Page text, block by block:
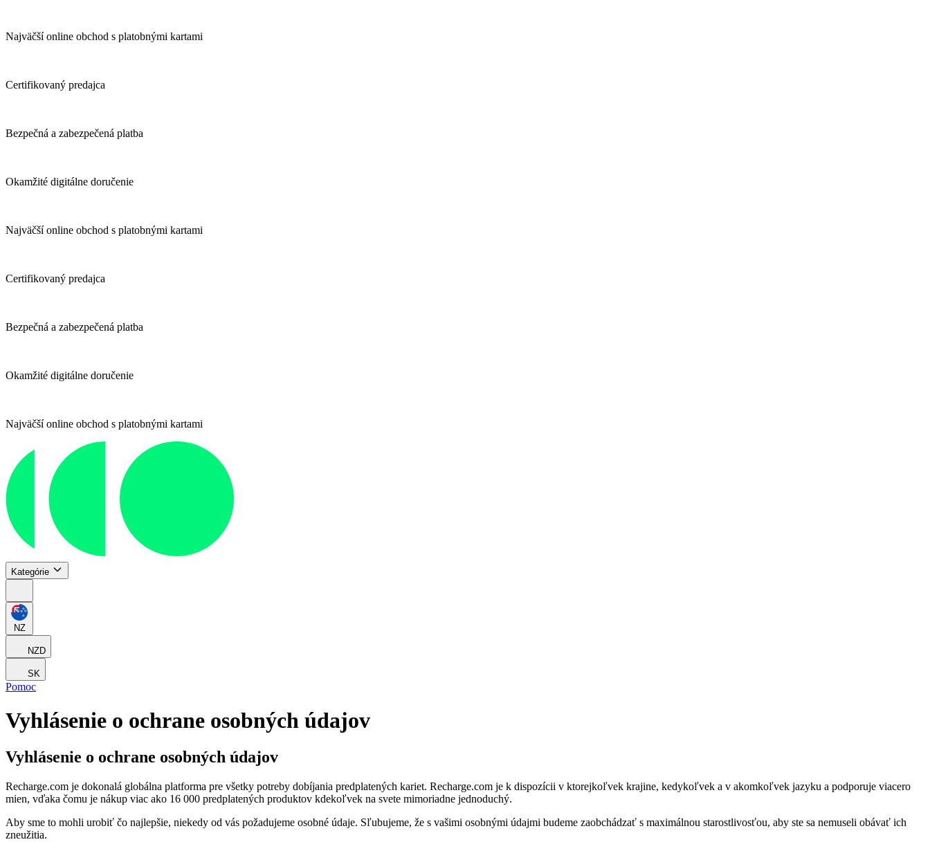
Najväčší online obchod s platobnými kartami
Certifikovaný predajca
Bezpečná a zabezpečená platba
Okamžité digitálne doručenie
Najväčší online obchod s platobnými kartami
Certifikovaný predajca
Bezpečná a zabezpečená platba
Okamžité digitálne doručenie
Najväčší online obchod s platobnými kartami
Kategórie
NZ
NZD
SK
Pomoc
Vyhlásenie o ochrane osobných údajov
Vyhlásenie o ochrane osobných údajov
Recharge.com je dokonalá globálna platforma pre všetky potreby dobíjania predplatených kariet. Recharge.com je k dispozícii v ktorejkoľvek krajine, kedykoľvek a v akomkoľvek jazyku a podporuje viacero
mien, vďaka čomu je nákup viac ako 16 000 predplatených produktov kdekoľvek na svete mimoriadne jednoduchý.
Aby sme to mohli urobiť čo najlepšie, niekedy od vás požadujeme osobné údaje. Sľubujeme, že s vašimi osobnými údajmi budeme zaobchádzať s maximálnou starostlivosťou, aby ste sa nemuseli obávať ich
zneužitia.